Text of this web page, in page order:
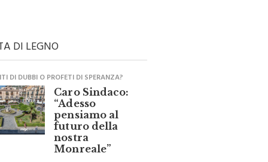
DI LEGNO
DI DUBBI O PROFETI DI SPERANZA?
Caro Sindaco:
“Adesso
pensiamo al
futuro della
nostra
Monreale”